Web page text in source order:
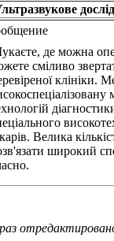
де можна
сміливо
клініки.
Велика
широкий